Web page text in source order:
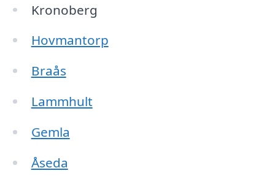
Kronoberg
Hovmantorp
Braås
Lammhult
Gemla
Åseda